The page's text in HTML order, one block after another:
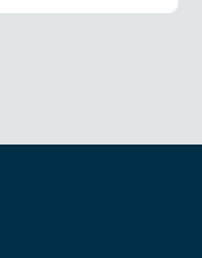
amma/termos-